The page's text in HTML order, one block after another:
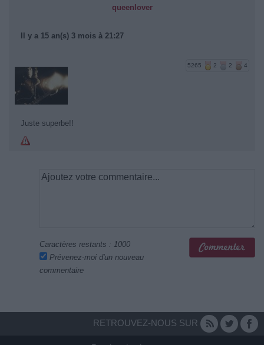
queenlover
Il y a 15 an(s) 3 mois à 21:27
5265 2 2 4
Juste superbe!!
Caractères restants : 1000
Prévenez-moi d'un nouveau
commentaire
RETROUVEZ-NOUS SUR